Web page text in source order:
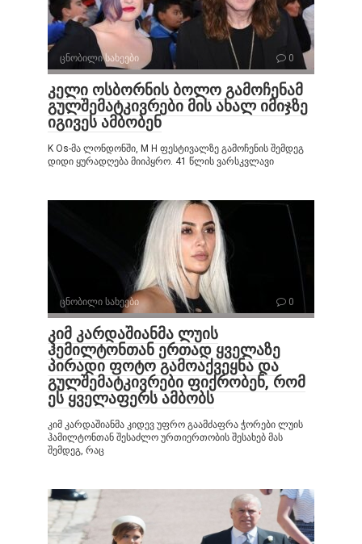
ცნობილი სახეები 0
კელი ოსბორნის ბოლო გამოჩენამ
გულშემატკივრები მის ახალ იმიჯზე
იგივეს ამბობენ
K Os-მა ლონდონში, M H ფესტივალზე გამოჩენის შემდეგ
დიდი ყურადღება მიიპყრო. 41 წლის ვარსკვლავი
ცნობილი სახეები 0
კიმ კარდაშიანმა ლუის
ჰემილტონთან ერთად ყველაზე
პირადი ფოტო გამოაქვეყნა და
გულშემატკივრები ფიქრობენ, რომ
ეს ყველაფერს ამბობს
კიმ კარდაშიანმა კიდევ უფრო გაამძაფრა ჭორები ლუის
ჰამილტონთან შესაძლო ურთიერთობის შესახებ მას
შემდეგ, რაც